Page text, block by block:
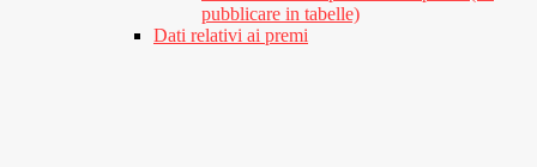
pubblicare in tabelle)
Dati relativi ai premi